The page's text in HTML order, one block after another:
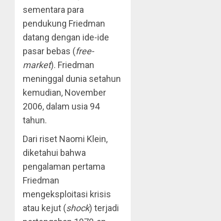
sementara para
pendukung Friedman
datang dengan ide-ide
pasar bebas (free-
market). Friedman
meninggal dunia setahun
kemudian, November
2006, dalam usia 94
tahun.
Dari riset Naomi Klein,
diketahui bahwa
pengalaman pertama
Friedman
mengeksploitasi krisis
atau kejut (shock) terjadi